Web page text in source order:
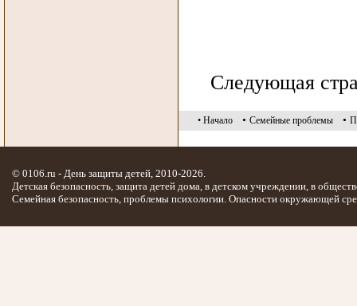
Следующая
• Начало • Семейные проблемы •
© 0106.ru - День защиты детей, 2010-2026.
Детская безопасность, защита детей дома, в детском учреждении, в
Семейная безопасность, проблемы психологии. Опасности окружающей